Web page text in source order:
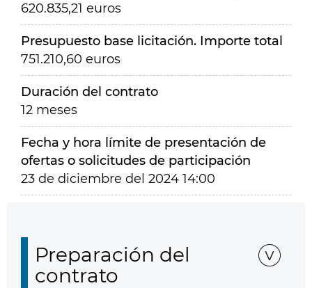
620.835,21 euros
Presupuesto base licitación. Importe total
751.210,60 euros
Duración del contrato
12 meses
Fecha y hora límite de presentación de
ofertas o solicitudes de participación
23 de diciembre del 2024 14:00
Preparación del
contrato